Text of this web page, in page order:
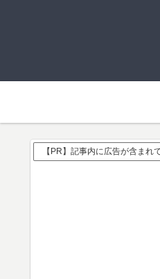
【PR】記事内に広告が含まれ